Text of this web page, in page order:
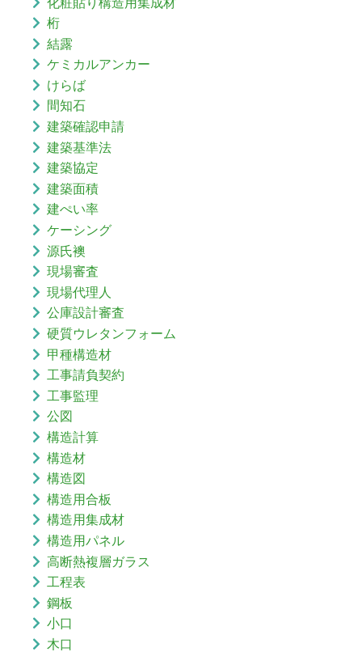
桁
結露
ケミカルアンカー
けらば
間知石
建築確認申請
建築基準法
建築協定
建築面積
建ぺい率
ケーシング
源氏襖
現場審査
現場代理人
公庫設計審査
硬質ウレタンフォーム
甲種構造材
工事請負契約
工事監理
公図
構造計算
構造材
構造図
構造用合板
構造用集成材
構造用パネル
高断熱複層ガラス
工程表
鋼板
小口
木口